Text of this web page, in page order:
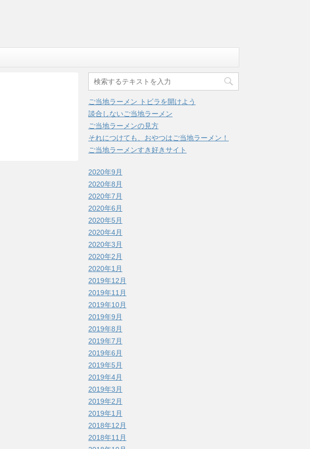
ご当地ラーメン トビラを開けよう
談合しないご当地ラーメン
ご当地ラーメンの見方
それにつけても、おやつはご当地ラーメン！
ご当地ラーメンすき好きサイト
2020年9月
2020年8月
2020年7月
2020年6月
2020年5月
2020年4月
2020年3月
2020年2月
2020年1月
2019年12月
2019年11月
2019年10月
2019年9月
2019年8月
2019年7月
2019年6月
2019年5月
2019年4月
2019年3月
2019年2月
2019年1月
2018年12月
2018年11月